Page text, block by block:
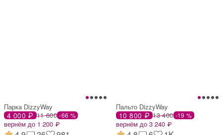
Парка DizzyWay
4 000 ₽ 11 600 -66 %
вернём до 1 200 ₽
Пальто DizzyWay
10 800 ₽ 13 400 -19 %
вернём до 3 240 ₽